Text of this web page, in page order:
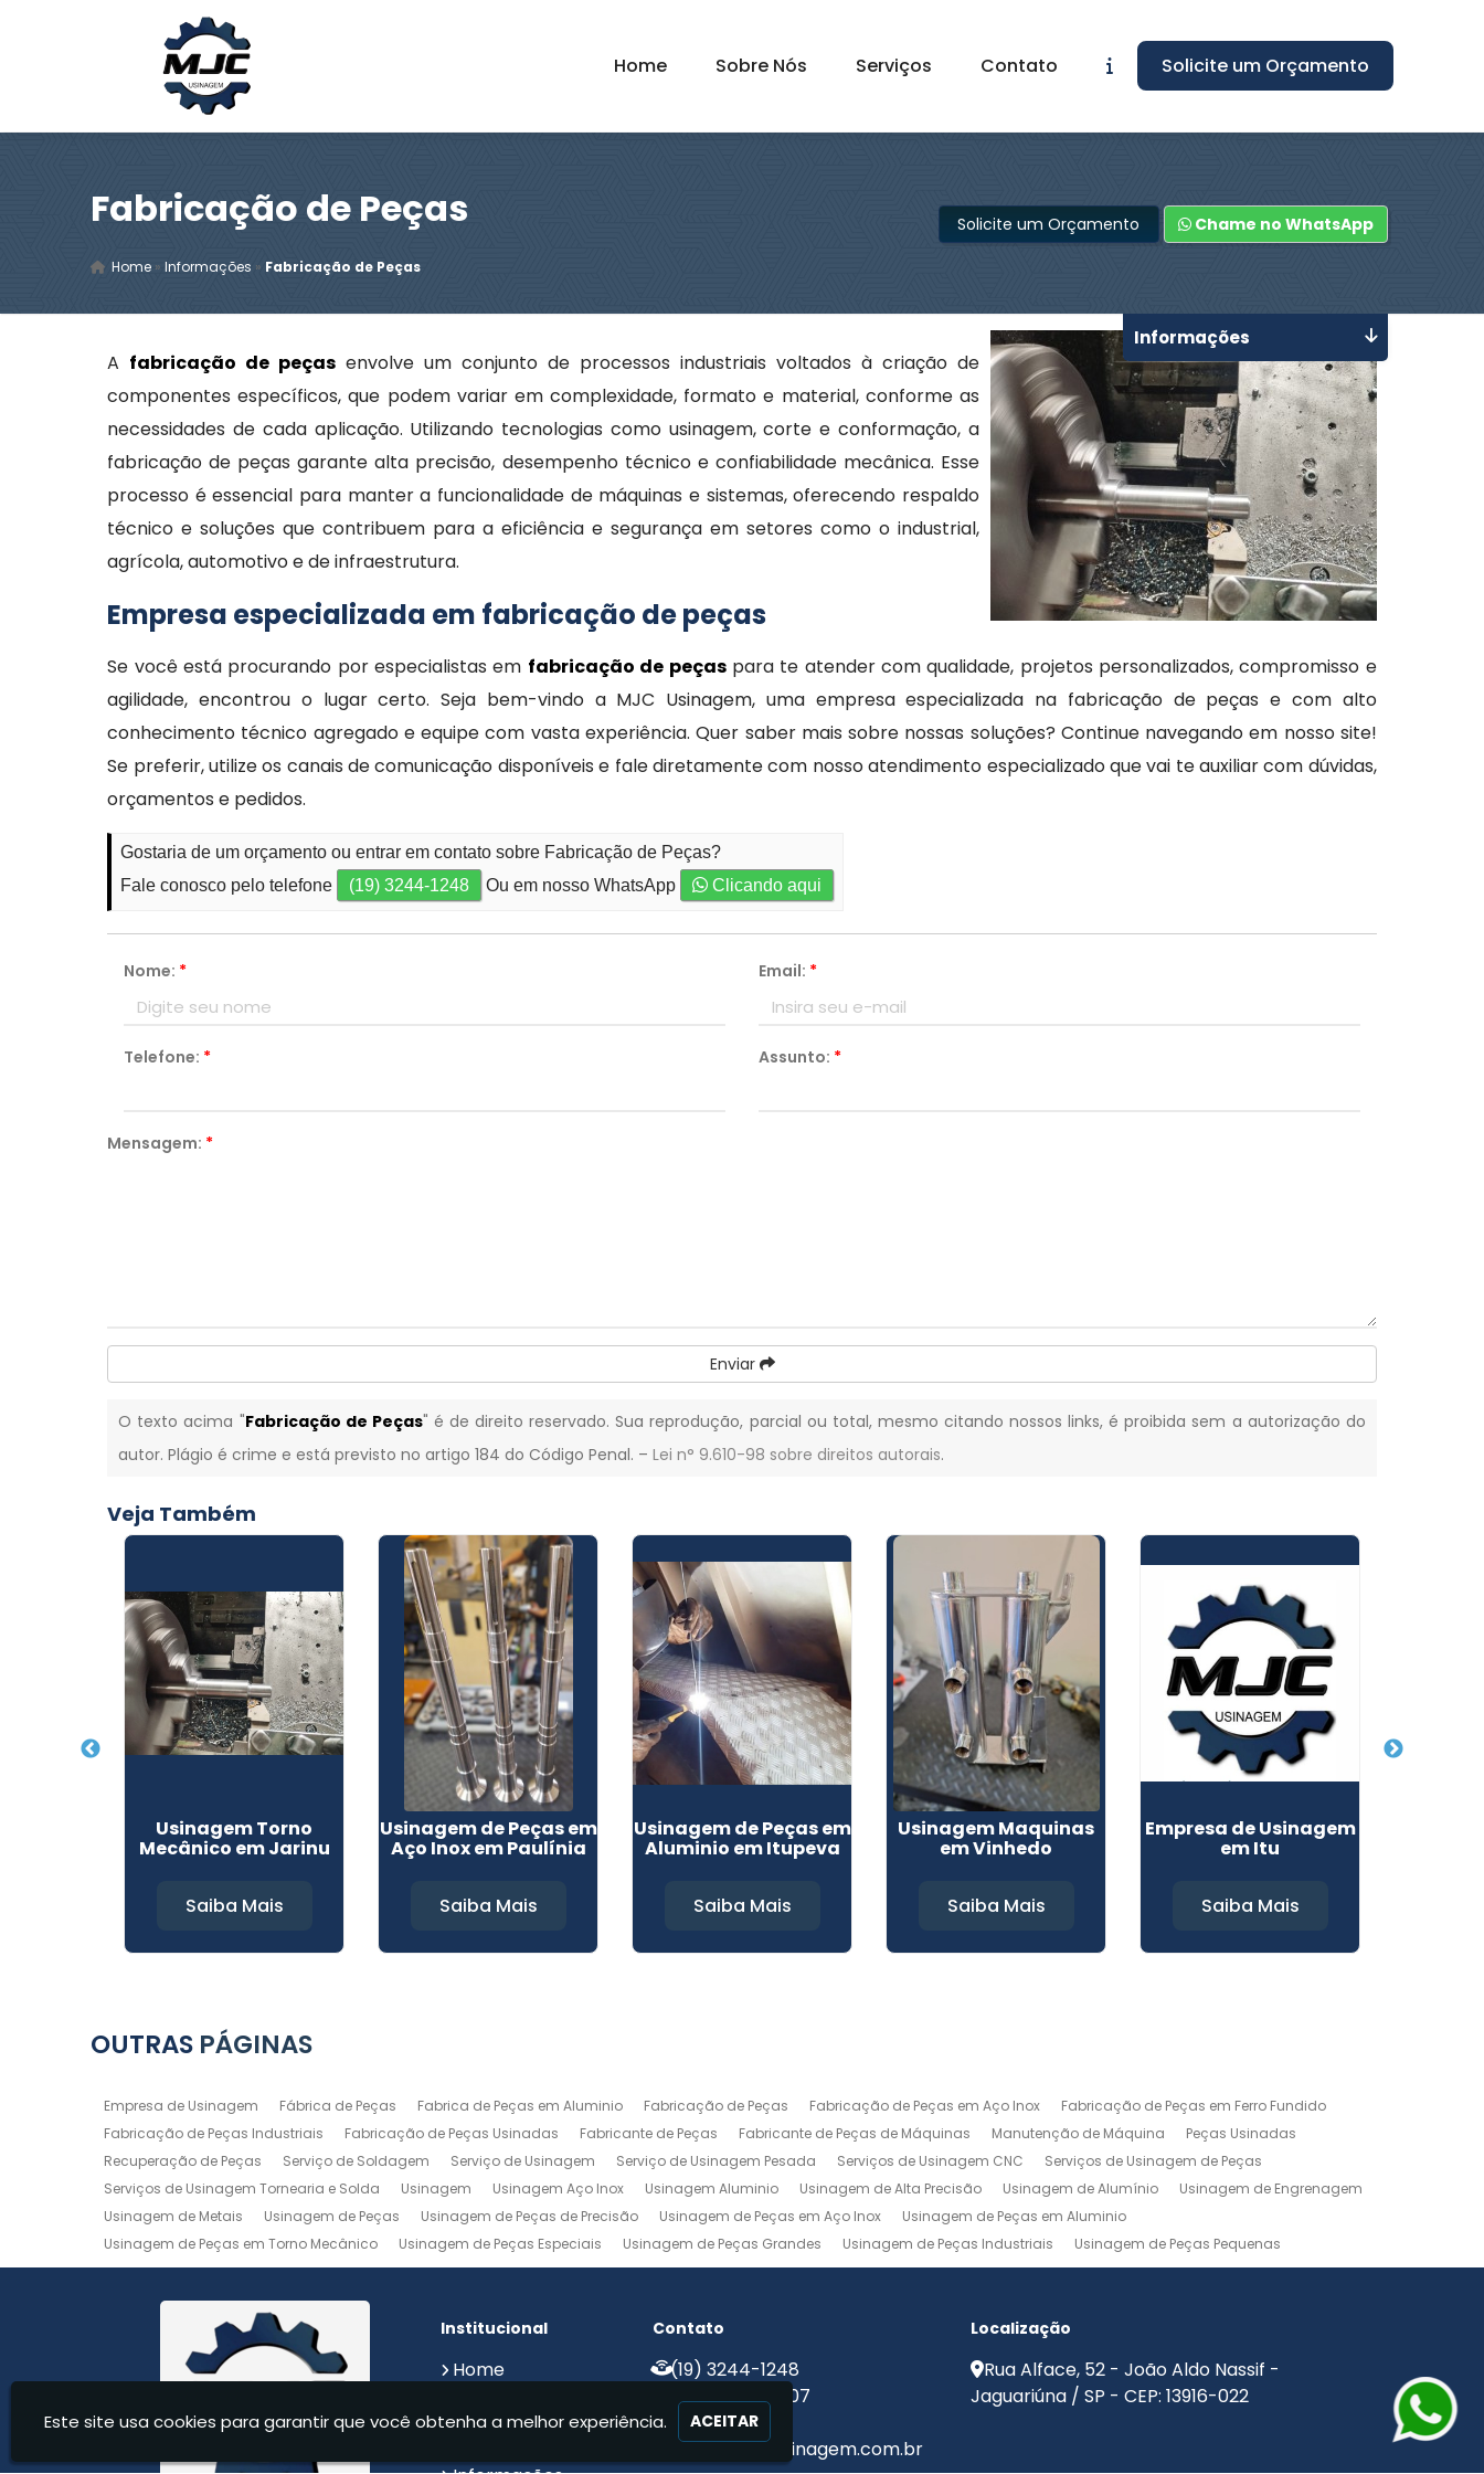
Home Sobre Nós Serviços Contato Solicite um Orçamento
Fabricação de Peças
Home »Informações » Fabricação de Peças
Solicite um Orçamento Chame no WhatsApp
A fabricação de peças envolve um conjunto de processos industriais voltados à criação de
componentes específicos, que podem variar em complexidade, formato e material, conforme as
necessidades de cada aplicação. Utilizando tecnologias como usinagem, corte e conformação, a
fabricação de peças garante alta precisão, desempenho técnico e confiabilidade mecânica. Esse
processo é essencial para manter a funcionalidade de máquinas e sistemas, oferecendo respaldo
técnico e soluções que contribuem para a eficiência e segurança em setores como o industrial,
agrícola, automotivo e de infraestrutura.
Empresa especializada em fabricação de peças
Se você está procurando por especialistas em fabricação de peçaspara te atender com qualidade, projetos personalizados, compromisso e
agilidade, encontrou o lugar certo. Seja bem-vindo a MJC Usinagem, uma empresa especializada na fabricação de peças e com alto
conhecimento técnico agregado e equipe com vasta experiência. Quer saber mais sobre nossas soluções? Continue navegando em nosso site!
Se preferir, utilize os canais de comunicação disponíveis e fale diretamente com nosso atendimento especializado que vai te auxiliar com dúvidas,
orçamentos e pedidos.
Gostaria de um orçamento ou entrar em contato sobre Fabricação de Peças?
Fale conosco pelo telefone
(19) 3244-1248 Ou em nosso WhatsApp Clicando aqui
Nome: * Email: *
Telefone: * Assunto: *
Mensagem: *
Enviar
O texto acima "Fabricação de Peças" é de direito reservado. Sua reprodução, parcial ou total, mesmo citando nossos links, é proibida sem a autorização do
autor. Plágio é crime e está previsto no artigo 184 do Código Penal. –Lei n° 9.610-98 sobre direitos autorais.
Informações
Veja Também
Usinagem Torno
Mecânico em Jarinu
Saiba Mais
Usinagem de Peças em
Aço Inox em Paulínia
Saiba Mais
Usinagem de Peças em
Aluminio em Itupeva
Saiba Mais
Usinagem Maquinas
em Vinhedo
Saiba Mais
Empresa de Usinagem
em Itu
Saiba Mais
OUTRAS PÁGINAS
Empresa de Usinagem Fábrica de Peças Fabrica de Peças em Aluminio Fabricação de Peças Fabricação de Peças em Aço Inox
Fabricação de Peças em Ferro Fundido
Fabricação de Peças Industriais
Fabricação de Peças Usinadas Fabricante de Peças Fabricante de Peças de Máquinas Manutenção de Máquina
Peças Usinadas
Recuperação de Peças
Serviço de Soldagem Serviço de Usinagem Serviço de Usinagem Pesada Serviços de Usinagem CNC
Serviços de Usinagem de Peças
Serviços de Usinagem Tornearia e Solda
Usinagem Usinagem Aço Inox Usinagem Aluminio Usinagem de Alta Precisão Usinagem de Alumínio
Usinagem de Engrenagem
Usinagem de Metais
Usinagem de Peças Usinagem de Peças de Precisão Usinagem de Peças em Aço Inox
Usinagem de Peças em Aluminio
Usinagem de Peças em Torno Mecânico
Usinagem de Peças Especiais Usinagem de Peças Grandes Usinagem de Peças Industriais
Usinagem de Peças Pequenas
Usinagem de Precisão
Usinagem em Aluminio Usinagem Ferramentaria Usinagem Fresa Usinagem Fresamento Usinagem Industrial
Usinagem Leve
Usinagem Maquinas
Usinagem Mecanica
Institucional
Home
Serviços
Contato
(19) 3244-1248
(19) 99775-8907
contato@mjcusinagem.com.br
Localização
Rua Alface, 52 - João Aldo Nassif -
Jaguariúna / SP - CEP: 13916-022
Este site usa cookies para garantir que você obtenha a melhor experiência. ACEITAR